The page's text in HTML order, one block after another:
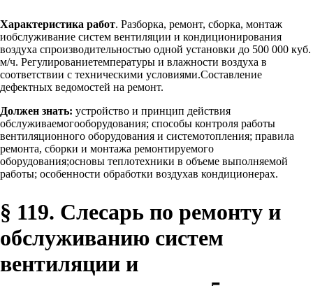
Характеристика работ. Разборка, ремонт, сборка, монтаж
иобслуживание систем вентиляции и кондиционирования
воздуха спроизводительностью одной установки до 500 000 куб.
м/ч. Регулированиетемпературы и влажности воздуха в
соответствии с техническими условиями.Составление
дефектных ведомостей на ремонт.
Должен знать: устройство и принцип действия
обслуживаемогооборудования; способы контроля работы
вентиляционного оборудования и системотопления; правила
ремонта, сборки и монтажа ремонтируемого
оборудования;основы теплотехники в объеме выполняемой
работы; особенности обработки воздухав кондиционерах.
§ 119. Слесарь по ремонту и
обслуживанию систем
вентиляции и